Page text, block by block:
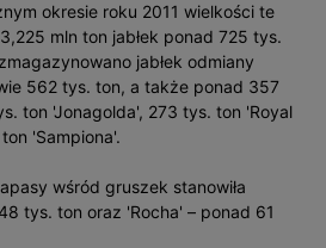
okresie roku 2011 wielkości te
mln ton jabłek ponad 725 tys.
jabłek odmiany
562 tys. ton, a także ponad 357
ton 'Jonagolda', 273 tys. ton 'Royal
'Sampiona'.
wśród gruszek stanowiła
tys. ton oraz 'Rocha' – ponad 61